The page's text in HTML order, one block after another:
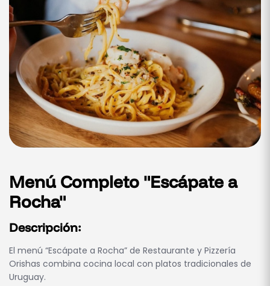
Menú Completo "Escápate a
Rocha"
Descripción:
El menú “Escápate a Rocha” de Restaurante y Pizzería
Orishas combina cocina local con platos tradicionales de
Uruguay.